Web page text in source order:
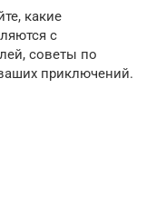
какие
с
советы по
приключений.